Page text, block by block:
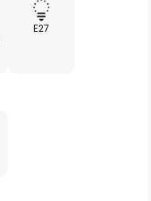
E27